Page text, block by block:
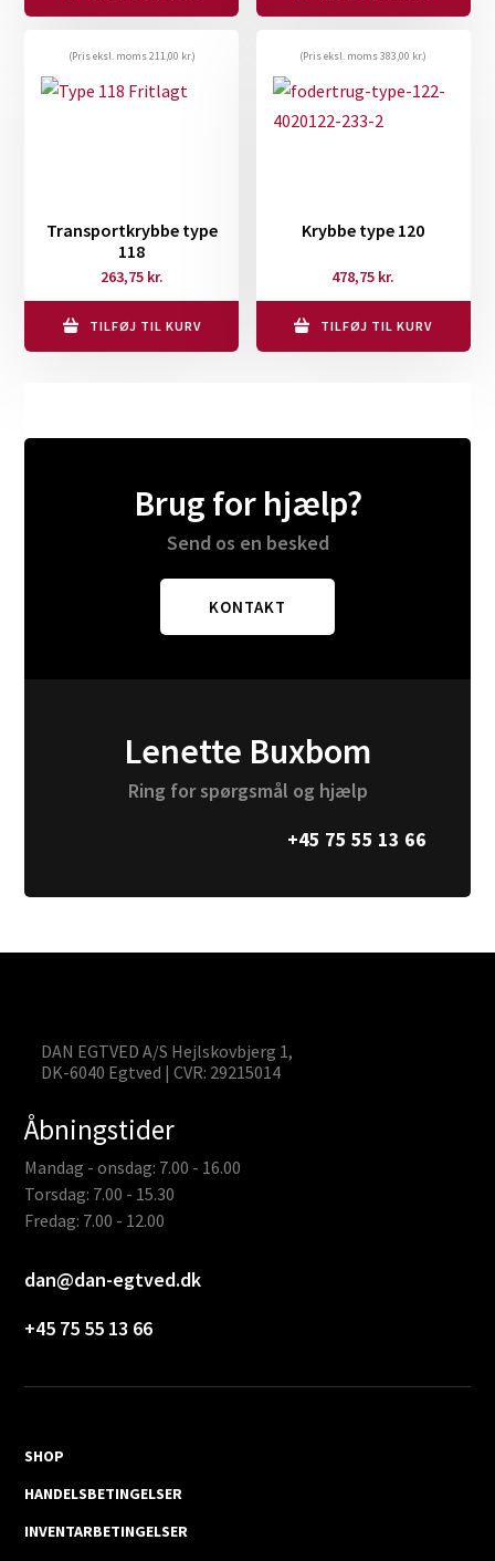
(Pris eksl. moms211,00 kr.)
Transportkrybbe type
118
263,75 kr.
TILFØJ TIL KURV
(Pris eksl. moms383,00 kr.)
Krybbe type 120
478,75 kr.
TILFØJ TIL KURV
Brug for hjælp?
Send os en besked
KONTAKT
Lenette Buxbom
Ring for spørgsmål og hjælp
+45 75 55 13 66
DAN EGTVED A/S Hejlskovbjerg 1,
DK-6040 Egtved | CVR: 29215014
Åbningstider
Mandag - onsdag: 7.00 - 16.00
Torsdag: 7.00 - 15.30
Fredag: 7.00 - 12.00
dan@dan-egtved.dk
+45 75 55 13 66
SHOP
HANDELSBETINGELSER
INVENTARBETINGELSER